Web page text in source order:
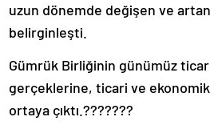
uzun dönemde değişen ve
belirginleşti.
Gümrük Birliğinin günümüz
gerçeklerine, ticari ve
ortaya çıktı.???????